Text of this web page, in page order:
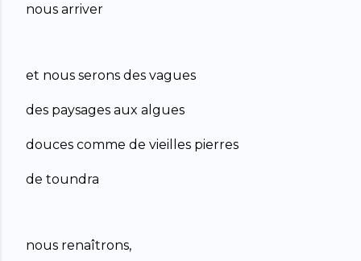
nous arriver
et nous serons des vagues
des paysages aux algues
douces comme de vieilles pierres
de toundra
nous renaîtrons,